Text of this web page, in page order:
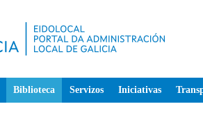
Biblioteca Servizos Iniciativas